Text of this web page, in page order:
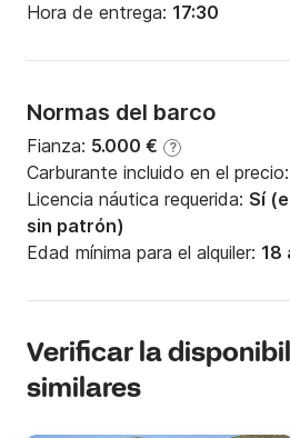
Hora de entrega: 17:30
Normas del barco
Fianza: 5.000 € ?
Carburante incluido en el precio:
Licencia náutica requerida: Sí
sin patrón)
Edad mínima para el alquiler: 18
Verificar la
similares